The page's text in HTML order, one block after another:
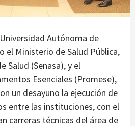
Autónoma de
el Ministerio de Salud Pública,
Salud (Senasa), y el
Esenciales (Promese),
un desayuno la ejecución de
entre las instituciones, con el
carreras técnicas del área de